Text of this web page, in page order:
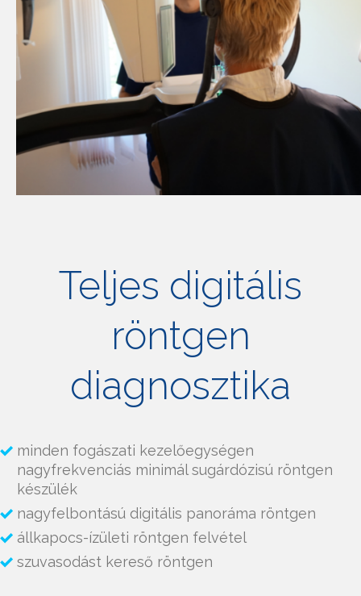
Teljes digitális
röntgen
diagnosztika
minden fogászati kezelőegységen
nagyfrekvenciás minimál sugárdózisú röntgen
készülék
nagyfelbontású digitális panoráma röntgen
állkapocs-ízületi röntgen felvétel
szuvasodást kereső röntgen